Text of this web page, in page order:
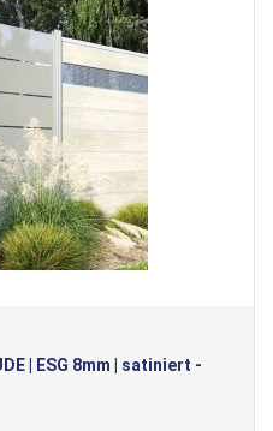
| ESG 8mm | satiniert -